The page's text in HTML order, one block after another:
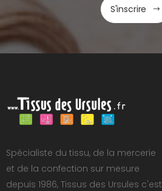
S'inscrire
Spécialiste du tissu, de la mercerie
et de la confection sur mesure
depuis 1986, Tissus des Ursules c'est